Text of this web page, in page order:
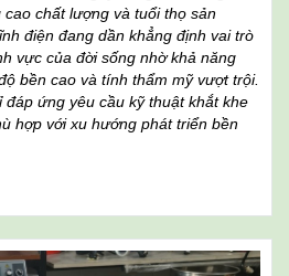
chất lượng và tuổi thọ sản
điện đang dần khẳng định vai trò
vực của đời sống nhờ khả năng
bền cao và tính thẩm mỹ vượt trội.
đáp ứng yêu cầu kỹ thuật khắt khe
hợp với xu hướng phát triển bền